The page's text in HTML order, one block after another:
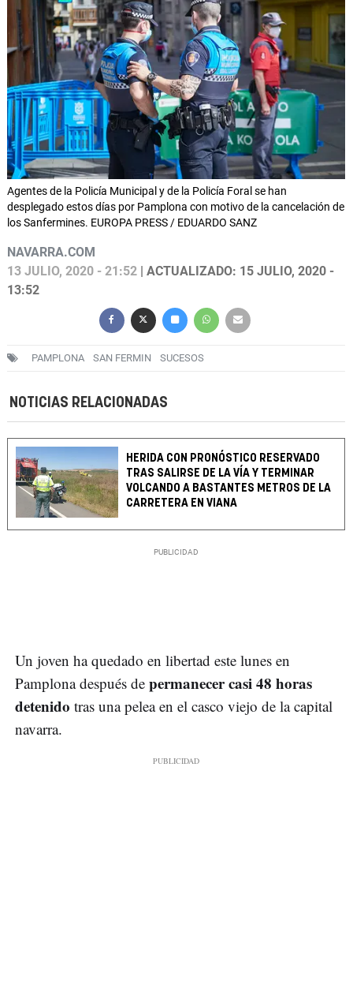
Agentes de la Policía Municipal y de la Policía Foral se han
desplegado estos días por Pamplona con motivo de la cancelación de
los Sanfermines. EUROPA PRESS / EDUARDO SANZ
NAVARRA.COM
13 JULIO, 2020 - 21:52 | ACTUALIZADO: 15 JULIO, 2020 -
13:52
PAMPLONA SAN FERMIN SUCESOS
NOTICIAS RELACIONADAS
HERIDA CON PRONÓSTICO RESERVADO
TRAS SALIRSE DE LA VÍA Y TERMINAR
VOLCANDO A BASTANTES METROS DE LA
CARRETERA EN VIANA
Un joven ha quedado en libertad este lunes en
Pamplona después de permanecer casi 48 horas
detenido tras una pelea en el casco viejo de la capital
navarra.